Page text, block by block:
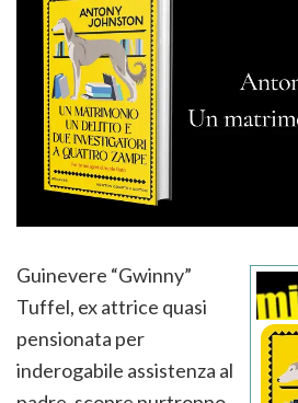
Guinevere “Gwinny”
Tuffel, ex attrice quasi
pensionata per
inderogabile assistenza al